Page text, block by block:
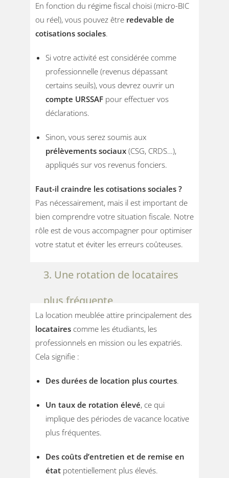
En fonction du régime fiscal choisi (micro-BIC
ou réel), vous pouvez être redevable de
cotisations sociales.
Si votre activité est considérée comme
professionnelle (revenus dépassant
certains seuils), vous devrez ouvrir un
compte URSSAF pour effectuer vos
déclarations.
Sinon, vous serez soumis aux
prélèvements sociaux (CSG, CRDS…),
appliqués sur vos revenus fonciers.
Faut-il craindre les cotisations sociales ?
Pas nécessairement, mais il est important de
bien comprendre votre situation fiscale. Notre
rôle est de vous accompagner pour optimiser
votre statut et éviter les erreurs coûteuses.
3. Une rotation de locataires
plus fréquente
La location meublée attire principalement des
locataires comme les étudiants, les
professionnels en mission ou les expatriés.
Cela signifie :
Des durées de location plus courtes.
Un taux de rotation élevé, ce qui
implique des périodes de vacance locative
plus fréquentes.
Des coûts d’entretien et de remise en
état potentiellement plus élevés.